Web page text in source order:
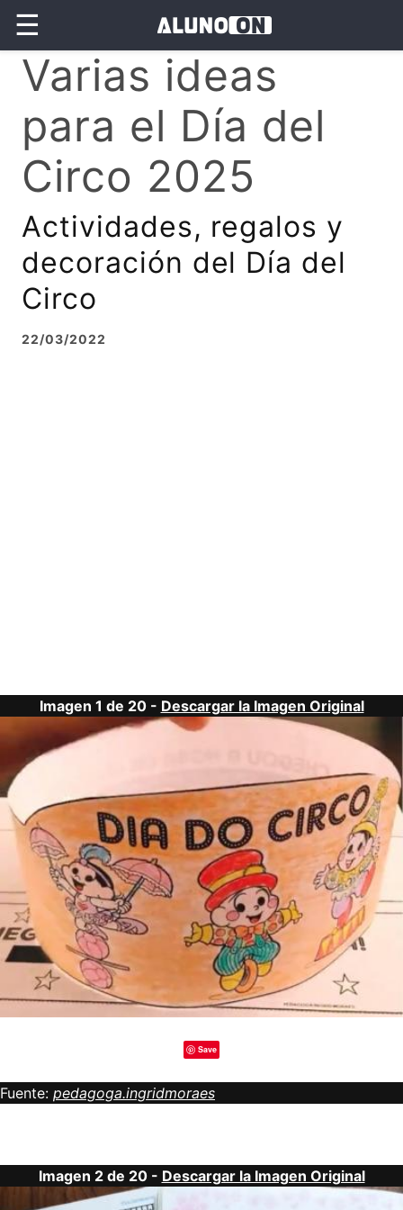
☰
Varias ideas
para el Día del
Circo 2025
Actividades, regalos y
decoración del Día del
Circo
22/03/2022
Imagen 1 de 20 - Descargar la Imagen Original
Save
Fuente: pedagoga.ingridmoraes
Imagen 2 de 20 - Descargar la Imagen Original